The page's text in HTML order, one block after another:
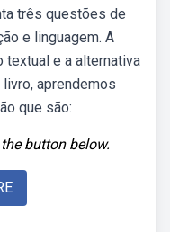
três questões de
e linguagem. A
textual e a alternativa
aprendemos
que são:
button below.